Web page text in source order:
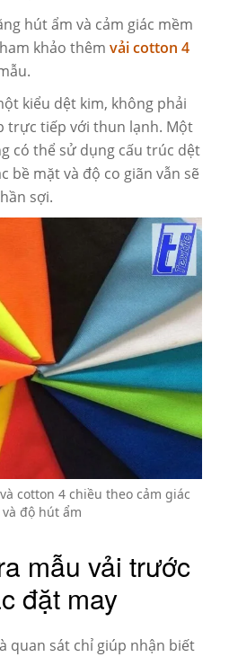
hút ẩm và cảm giác mềm
khảo thêm vải cotton 4
kiểu dệt kim, không phải
trực tiếp với thun lạnh. Một
có thể sử dụng cấu trúc dệt
bề mặt và độ co giãn vẫn sẽ
sợi.
cotton 4 chiều theo cảm giác
và độ hút ẩm
mẫu vải trước
đặt may
quan sát chỉ giúp nhận biết